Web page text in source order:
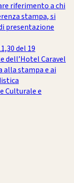
riferimento a chi
stampa, si
presentazione
del 19
dell’Hotel Caravel
alla stampa e ai
Culturale e